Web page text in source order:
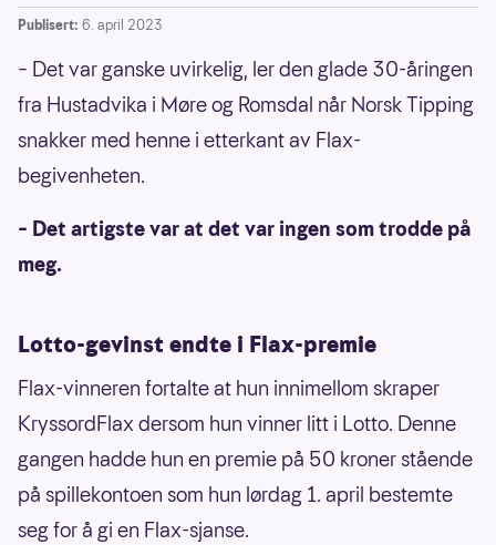
Publisert: 6. april 2023
– Det var ganske uvirkelig, ler den glade 30-åringen
fra Hustadvika i Møre og Romsdal når Norsk Tipping
snakker med henne i etterkant av Flax-
begivenheten.
– Det artigste var at det var ingen som trodde på
meg.
Lotto-gevinst endte i Flax-premie
Flax-vinneren fortalte at hun innimellom skraper
KryssordFlax dersom hun vinner litt i Lotto. Denne
gangen hadde hun en premie på 50 kroner stående
på spillekontoen som hun lørdag 1. april bestemte
seg for å gi en Flax-sjanse.